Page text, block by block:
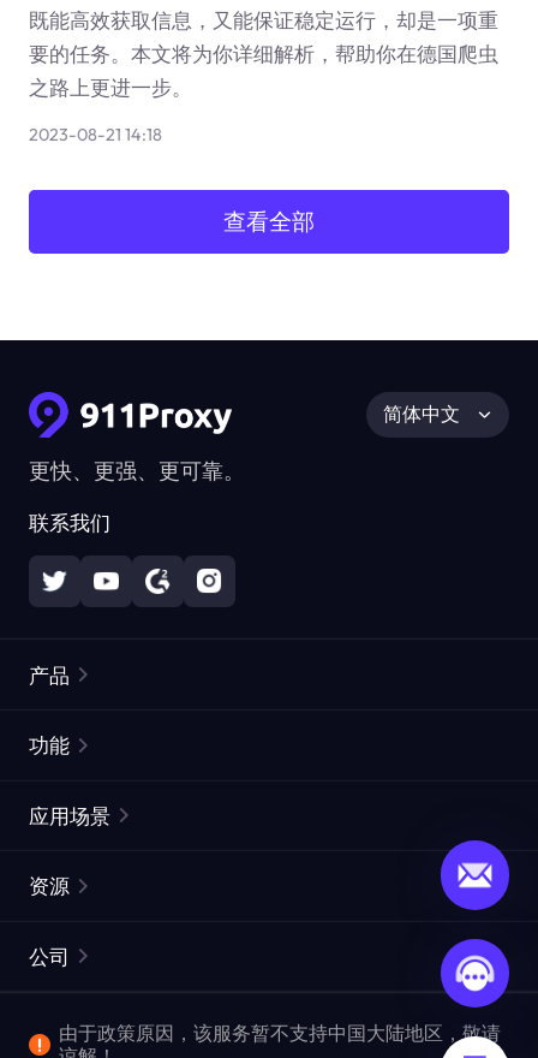
既能高效获取信息，又能保证稳定运行，却是一项重
要的任务。本文将为你详细解析，帮助你在德国爬虫
之路上更进一步。
2023-08-21 14:18
查看全部
更快、更强、更可靠。
联系我们
简体中文
产品
静态住宅代理
网页抓取 API
视频下载 API
功能
ISP代理
ProxySite
应用场景
市场研究
爬行和索引
资源
常见问题解答
公司
企业服务
由于政策原因，该服务暂不支持中国大陆地区，敬请